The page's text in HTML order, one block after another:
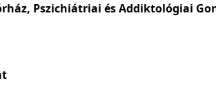
Pszichiátriai és Addiktológiai